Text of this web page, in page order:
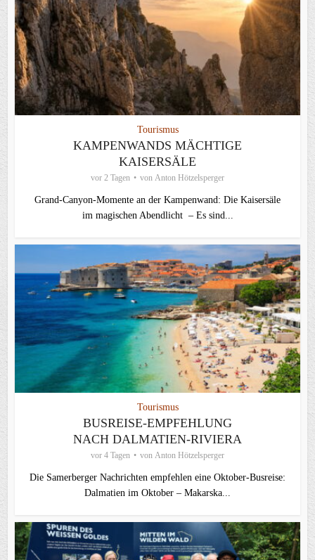
Tourismus
KAMPENWANDS MÄCHTIGE
KAISERSÄLE
vor 2 Tagen von Anton Hötzelsperger
Grand-Canyon-Momente an der Kampenwand: Die Kaisersäle
im magischen Abendlicht – Es sind...
Tourismus
BUSREISE-EMPFEHLUNG
NACH DALMATIEN-RIVIERA
vor 4 Tagen von Anton Hötzelsperger
Die Samerberger Nachrichten empfehlen eine Oktober-Busreise:
Dalmatien im Oktober – Makarska...